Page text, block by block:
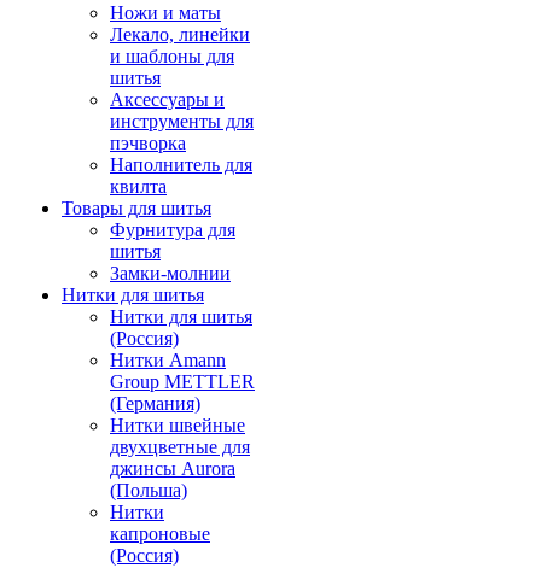
Ножи и маты
Лекало, линейки
и шаблоны для
шитья
Аксессуары и
инструменты для
пэчворка
Наполнитель для
квилта
Товары для шитья
Фурнитура для
шитья
Замки-молнии
Нитки для шитья
Нитки для шитья
(Россия)
Нитки Amann
Group METTLER
(Германия)
Нитки швейные
двухцветные для
джинсы Aurora
(Польша)
Нитки
капроновые
(Россия)